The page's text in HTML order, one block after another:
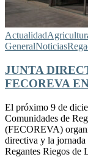
Actualidad
GeneralNoticias
JUNTA
FECOREVA
El próximo 9 de
Comunidades de
(FECOREVA)
directiva y la jornada
Regantes Riegos de